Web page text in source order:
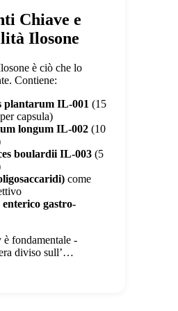
Chiave e
Ilosone
è ciò che lo
Contiene:
plantarum IL-001 (15
capsula)
longum IL-002 (10
boulardii IL-003 (5
come
gastro-
fondamentale -
diviso sull’…